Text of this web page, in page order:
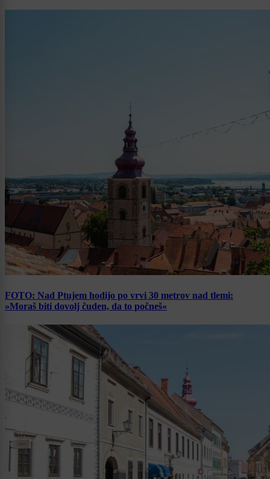
FOTO: Nad Ptujem hodijo po vrvi 30 metrov nad tlemi:
»Moraš biti dovolj čuden, da to počneš«